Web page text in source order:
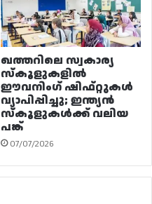
ഖത്തറിലെ സ്വകാര്യ
സ്കൂളുകളിൽ
ഈവനിംഗ് ഷിഫ്റ്റുകൾ
വ്യാപിപ്പിച്ചു; ഇന്ത്യൻ
സ്കൂളുകൾക്ക് വലിയ
പങ്ക്
07/07/2026